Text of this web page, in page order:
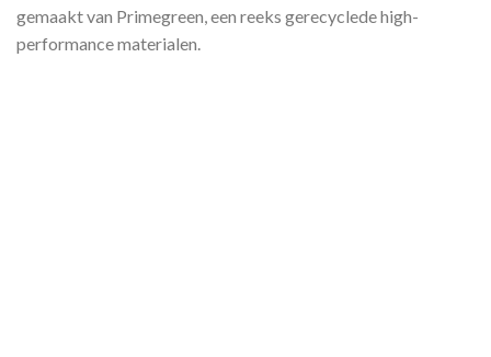
gemaakt van Primegreen, een reeks gerecyclede high-
performance materialen.